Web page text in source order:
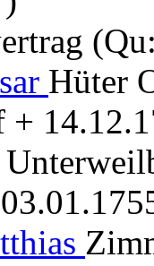
Hüter